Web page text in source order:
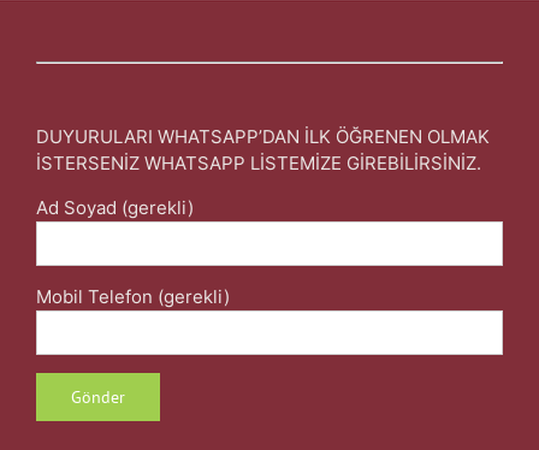
DUYURULARI WHATSAPP’DAN İLK ÖĞRENEN OLMAK
İSTERSENİZ WHATSAPP LİSTEMİZE GİREBİLİRSİNİZ.
Ad Soyad (gerekli)
Mobil Telefon (gerekli)